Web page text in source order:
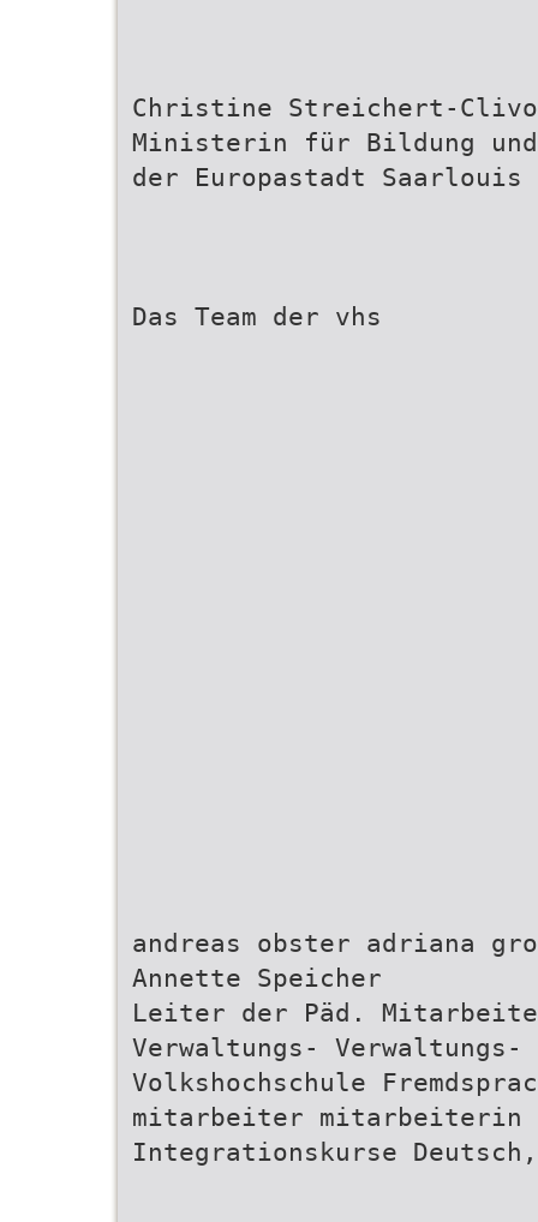
Christine Streichert-
Ministerin für Bildung
der Europastadt Saarlouis
Das Team der vhs
andreas obster adriana
Annette Speicher
Leiter der Päd.
Verwaltungs‑ Verwaltungs‑
Volkshochschule
mitarbeiter mitarbeiterin
Integrationskurse